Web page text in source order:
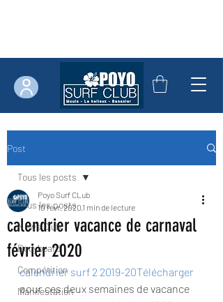
Post
Tous les posts
News Club
Bodyboard
Compétition
Manifestation
Tous les posts
calendrier vacance de carnaval
février 2020
Poyo Surf CLub
10 févr. 2020 1 min de lecture
calendrier surf 2 2019-20Télécharger
pour ces deux semaines de vacance